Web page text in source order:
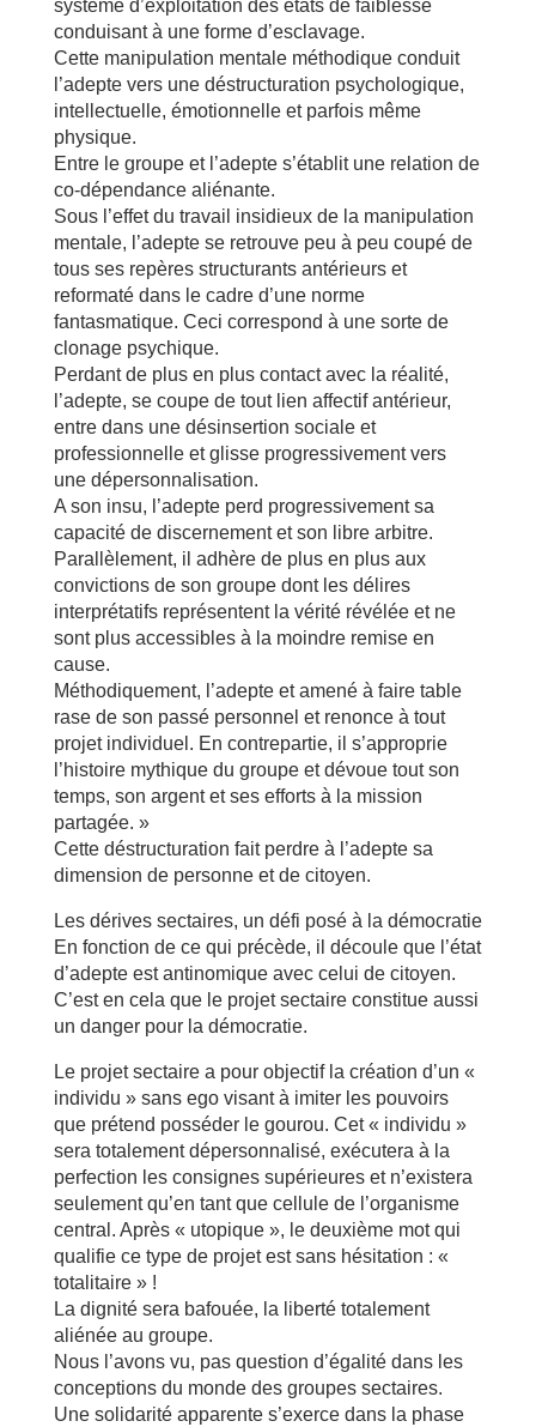
système d’exploitation des états de faiblesse
conduisant à une forme d’esclavage.
Cette manipulation mentale méthodique conduit
l’adepte vers une déstructuration psychologique,
intellectuelle, émotionnelle et parfois même
physique.
Entre le groupe et l’adepte s’établit une relation de
co-dépendance aliénante.
Sous l’effet du travail insidieux de la manipulation
mentale, l’adepte se retrouve peu à peu coupé de
tous ses repères structurants antérieurs et
reformaté dans le cadre d’une norme
fantasmatique. Ceci correspond à une sorte de
clonage psychique.
Perdant de plus en plus contact avec la réalité,
l’adepte, se coupe de tout lien affectif antérieur,
entre dans une désinsertion sociale et
professionnelle et glisse progressivement vers
une dépersonnalisation.
A son insu, l’adepte perd progressivement sa
capacité de discernement et son libre arbitre.
Parallèlement, il adhère de plus en plus aux
convictions de son groupe dont les délires
interprétatifs représentent la vérité révélée et ne
sont plus accessibles à la moindre remise en
cause.
Méthodiquement, l’adepte et amené à faire table
rase de son passé personnel et renonce à tout
projet individuel. En contrepartie, il s’approprie
l’histoire mythique du groupe et dévoue tout son
temps, son argent et ses efforts à la mission
partagée. »
Cette déstructuration fait perdre à l’adepte sa
dimension de personne et de citoyen.
Les dérives sectaires, un défi posé à la démocratie
En fonction de ce qui précède, il découle que l’état
d’adepte est antinomique avec celui de citoyen.
C’est en cela que le projet sectaire constitue aussi
un danger pour la démocratie.
Le projet sectaire a pour objectif la création d’un «
individu » sans ego visant à imiter les pouvoirs
que prétend posséder le gourou. Cet « individu »
sera totalement dépersonnalisé, exécutera à la
perfection les consignes supérieures et n’existera
seulement qu’en tant que cellule de l’organisme
central. Après « utopique », le deuxième mot qui
qualifie ce type de projet est sans hésitation : «
totalitaire » !
La dignité sera bafouée, la liberté totalement
aliénée au groupe.
Nous l’avons vu, pas question d’égalité dans les
conceptions du monde des groupes sectaires.
Une solidarité apparente s’exerce dans la phase